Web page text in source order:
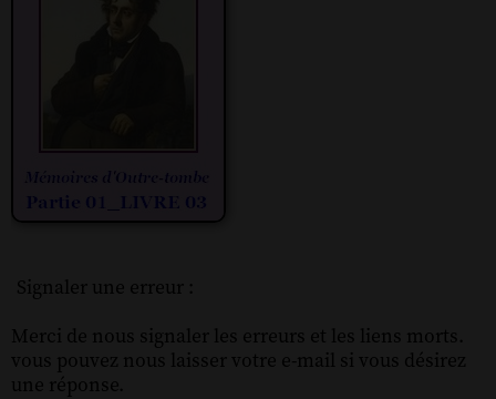
Signaler une erreur :
Merci de nous signaler les erreurs et les liens morts.
vous pouvez nous laisser votre e-mail si vous désirez
une réponse.